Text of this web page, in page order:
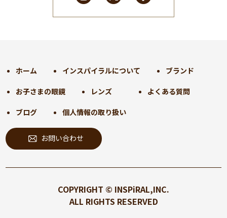
2025年1月
(34)
2024年9月(30)
2024年7月(31)
2024年6月(30)
2024年5月
2024年4月 (32)
2024年2月(31)
2024年1月(45)
2023年12月(31)
ホーム インスパイラルについて ブランド
お子さまの眼鏡 レンズ よくある質問
ブログ 個人情報の取り扱い
お問い合わせ
COPYRIGHT © INSPiRAL,INC.
ALL RIGHTS RESERVED